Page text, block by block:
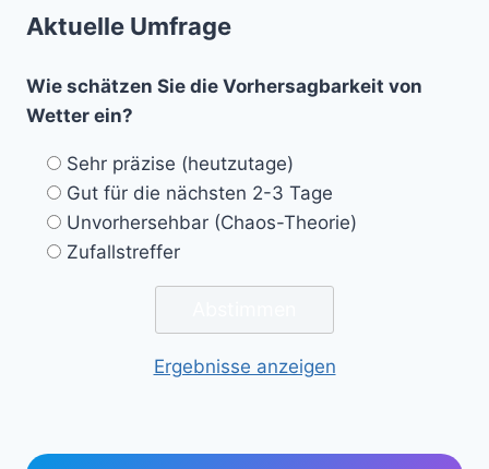
Aktuelle Umfrage
Wie schätzen Sie die Vorhersagbarkeit von
Wetter ein?
Sehr präzise (heutzutage)
Gut für die nächsten 2-3 Tage
Unvorhersehbar (Chaos-Theorie)
Zufallstreffer
Ergebnisse anzeigen